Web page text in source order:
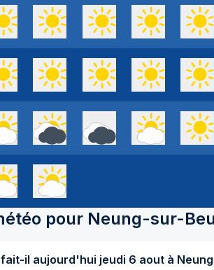
pour Neung-sur-
Quel temps fait-il aujourd'hui